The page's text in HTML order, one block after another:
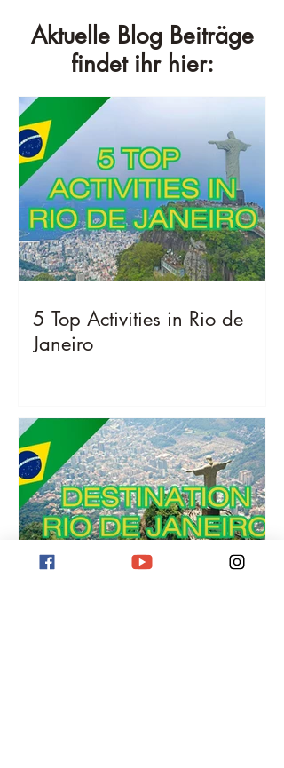
Aktuelle Blog Beiträge
findet ihr hier:
5 Top Activities in Rio de
Janeiro